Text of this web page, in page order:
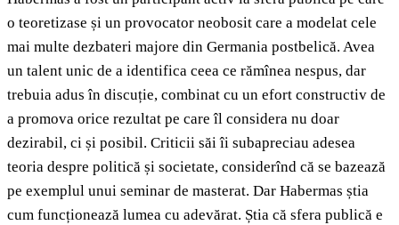
o teoretizase și un provocator neobosit care a modelat cele
mai multe dezbateri majore din Germania postbelică. Avea
un talent unic de a identifica ceea ce rămînea nespus, dar
trebuia adus în discuție, combinat cu un efort constructiv de
a promova orice rezultat pe care îl considera nu doar
dezirabil, ci și posibil. Criticii săi îi subapreciau adesea
teoria despre politică și societate, considerînd că se bazează
pe exemplul unui seminar de masterat. Dar Habermas știa
cum funcționează lumea cu adevărat. Știa că sfera publică e